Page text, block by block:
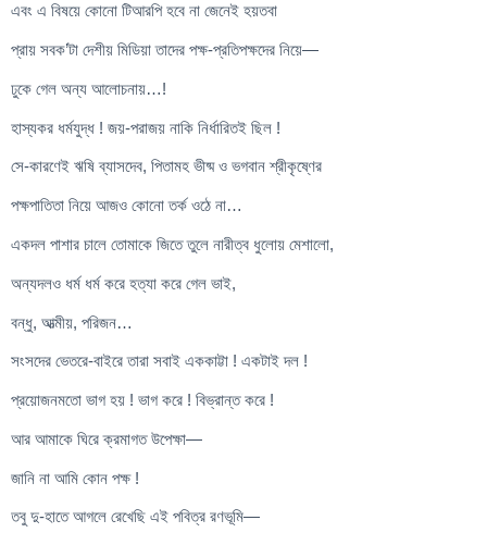
এবং এ বিষয়ে কোনো টিআরপি হবে না জেনেই হয়তবা
প্রায় সবক’টা দেশীয় মিডিয়া তাদের পক্ষ-প্রতিপক্ষদের নিয়ে—
ঢুকে গেল অন্য আলোচনায়…!
হাস্যকর ধর্মযুদ্ধ ! জয়-পরাজয় নাকি নির্ধারিতই ছিল !
সে-কারণেই ঋষি ব্যাসদেব, পিতামহ ভীষ্ম ও ভগবান শ্রীকৃষ্ণের
পক্ষপাতিতা নিয়ে আজও কোনো তর্ক ওঠে না…
একদল পাশার চালে তোমাকে জিতে তুলে নারীত্ব ধুলোয় মেশালো,
অন্যদলও ধর্ম ধর্ম করে হত্যা করে গেল ভাই,
বন্ধু, আত্মীয়, পরিজন…
সংসদের ভেতরে-বাইরে তারা সবাই এককাট্টা ! একটাই দল !
প্রয়োজনমতো ভাগ হয় ! ভাগ করে ! বিভ্রান্ত করে !
আর আমাকে ঘিরে ক্রমাগত উপেক্ষা—
জানি না আমি কোন পক্ষ !
তবু দু-হাতে আগলে রেখেছি এই পবিত্র রণভূমি—